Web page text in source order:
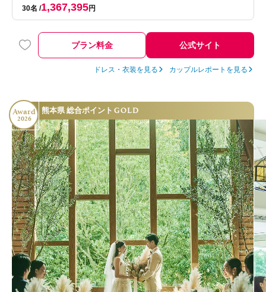
30名 1,367,395円
プラン料金 公式サイト
ドレス・衣装を見る カップルレポートを見る
Award
2026
熊本県 総合ポイント GOLD